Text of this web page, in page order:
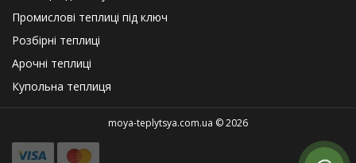
Промислові теплиці під ключ
Розбірні теплиці
Арочні теплиці
Купольна теплиця
moya-teplytsya.com.ua © 2026